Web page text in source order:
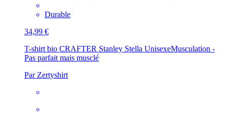
Durable
34,99 €
T-shirt bio CRAFTER Stanley Stella UnisexeMusculation -
Pas parfait mais musclé
Par Zertyshirt